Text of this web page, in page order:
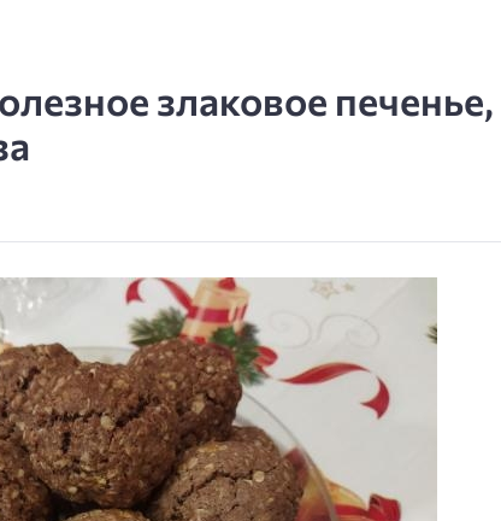
злаковое печенье,